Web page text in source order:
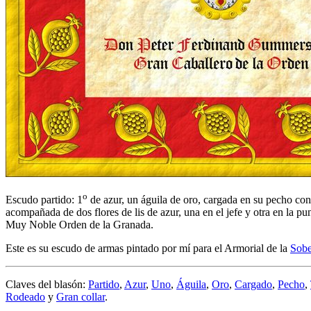
Escudo partido: 1 o de azur, un águila de oro, cargada en su pecho
acompañada de dos flores de lis de azur, una en el jefe y otra en la
Muy Noble Orden de la Granada.
Este es su escudo de armas pintado por mí para el Armorial de la
Claves del blasón: Partido, Azur, Uno, Águila, Oro, Cargado, Pecho,
Rodeado y Gran collar.